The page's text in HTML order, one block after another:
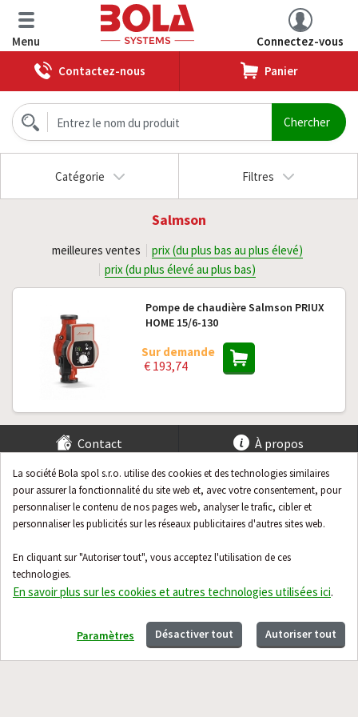
La société Bola spol s.r.o. utilise des cookies et des technologies similaires
pour assurer la fonctionnalité du site web et, avec votre consentement, pour
personnaliser le contenu de nos pages web, analyser le trafic, cibler et
personnaliser les publicités sur les réseaux publicitaires d'autres sites web.
En cliquant sur "Autoriser tout", vous acceptez l'utilisation de ces
technologies.
En savoir plus sur les cookies et autres technologies utilisées ici.
Paramètres Désactiver tout Autoriser tout
Menu
Connectez-vous
Contactez-nous
Panier
Catégorie Filtres
Salmson
meilleures ventes
prix (du plus bas au plus élevé)
prix (du plus élevé au plus bas)
Pompe de chaudière Salmson PRIUX
HOME 15/6-130
Sur demande
€ 193,74
Contact À propos
Guide